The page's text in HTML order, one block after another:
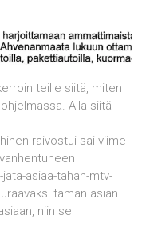
teille siitä, miten
Alla siitä
raivostui-sai-viime-
asiaa-tahan-mtv-
tämän asian
niin se